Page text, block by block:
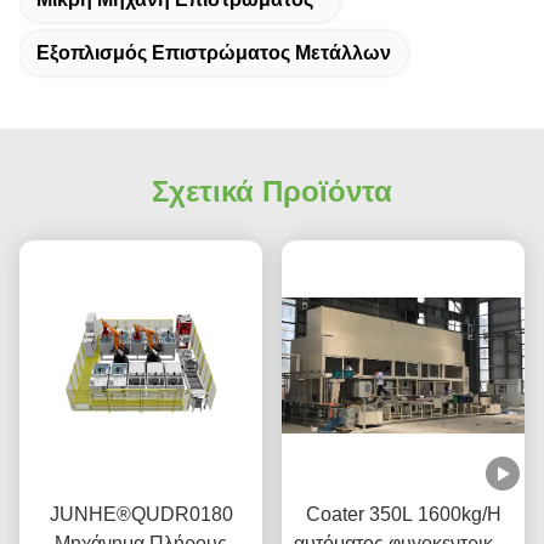
Εξοπλισμός Επιστρώματος Μετάλλων
Σχετικά Προϊόντα
JUNHE®QUDR0180
Coater 350L 1600kg/H